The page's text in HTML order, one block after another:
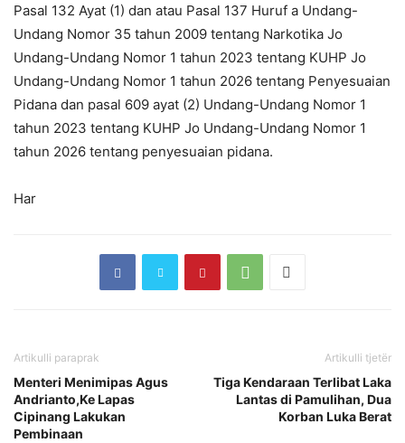
Pasal 132 Ayat (1) dan atau Pasal 137 Huruf a Undang-
Undang Nomor 35 tahun 2009 tentang Narkotika Jo
Undang-Undang Nomor 1 tahun 2023 tentang KUHP Jo
Undang-Undang Nomor 1 tahun 2026 tentang Penyesuaian
Pidana dan pasal 609 ayat (2) Undang-Undang Nomor 1
tahun 2023 tentang KUHP Jo Undang-Undang Nomor 1
tahun 2026 tentang penyesuaian pidana.
Har
Artikulli paraprak
Menteri Menimipas Agus
Andrianto,Ke Lapas
Cipinang Lakukan
Pembinaan
Artikulli tjetër
Tiga Kendaraan Terlibat Laka
Lantas di Pamulihan, Dua
Korban Luka Berat